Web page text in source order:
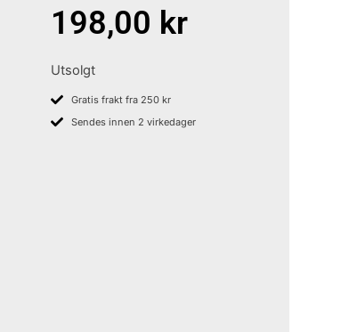
198,00 kr
Utsolgt
Gratis frakt fra 250 kr
Sendes innen 2 virkedager